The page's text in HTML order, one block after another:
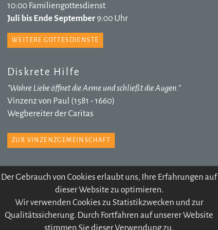
Der Gebrauch von Cookies erlaubt uns, Ihre Erfahrungen auf
dieser Website zu optimieren.
Wir verwenden Cookies zu Statistikzwecken und zur
Qualitätssicherung. Durch Fortfahren auf unserer Website
stimmen Sie dieser Verwendung zu.
10:00 Familiengottesdienst
Juli bis Ende September 9:00 Uhr
WEITERE GOTTESDIENSTE
Diskrete Hilfe
"Wahre Liebe öffnet die Arme und schließt die Augen."
Vinzenz von Paul (1581 - 1660)
Wegbereiter der Caritas
ZUR VINZENZGEMEINSCHAFT
© 2026 Pfarre Völs
IMPRESSUM SITEMAP DATENSCHUTZ
KONTODATEN ARCHIV